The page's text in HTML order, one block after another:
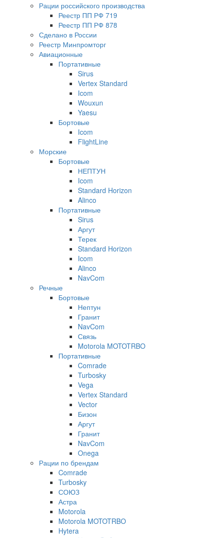
Рации российского производства
Реестр ПП РФ 719
Реестр ПП РФ 878
Сделано в России
Реестр Минпромторг
Авиационные
Портативные
Sirus
Vertex Standard
Icom
Wouxun
Yaesu
Бортовые
Icom
FlightLine
Морские
Бортовые
НЕПТУН
Icom
Standard Horizon
Alinco
Портативные
Sirus
Аргут
Терек
Standard Horizon
Icom
Alinco
NavCom
Речные
Бортовые
Нептун
Гранит
NavCom
Связь
Motorola MOTOTRBO
Портативные
Comrade
Turbosky
Vega
Vertex Standard
Vector
Бизон
Аргут
Гранит
NavCom
Onega
Рации по брендам
Comrade
Turbosky
СОЮЗ
Астра
Motorola
Motorola MOTOTRBO
Hytera